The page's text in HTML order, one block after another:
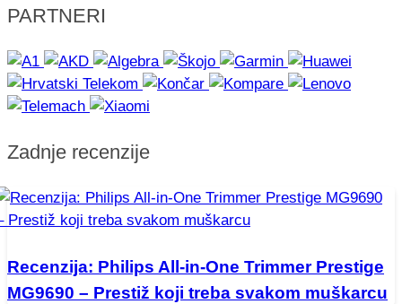
PARTNERI
Zadnje recenzije
Recenzija: Philips All-in-One Trimmer Prestige
MG9690 – Prestiž koji treba svakom muškarcu